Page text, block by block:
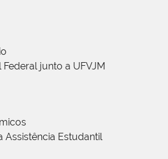
junto a UFVJM
Assistência Estudantil